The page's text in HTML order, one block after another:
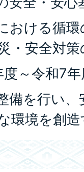
おける循
・安全対策
度～令和7
備を行い
環境を創